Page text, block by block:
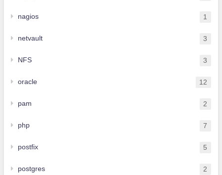
nagios 1
netvault 3
NFS 3
oracle 12
pam 2
php 7
postfix 5
postgres 2